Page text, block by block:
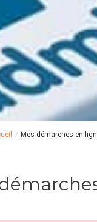
/ Mes démarches en